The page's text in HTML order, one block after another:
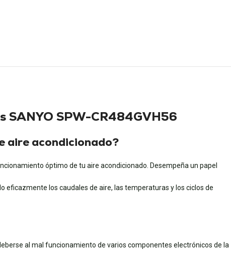
SANYO SPW-CR484GVH56
aire acondicionado?
óptimo de tu aire acondicionado. Desempeña un papel
los caudales de aire, las temperaturas y los ciclos de
al mal funcionamiento de varios componentes electrónicos de la